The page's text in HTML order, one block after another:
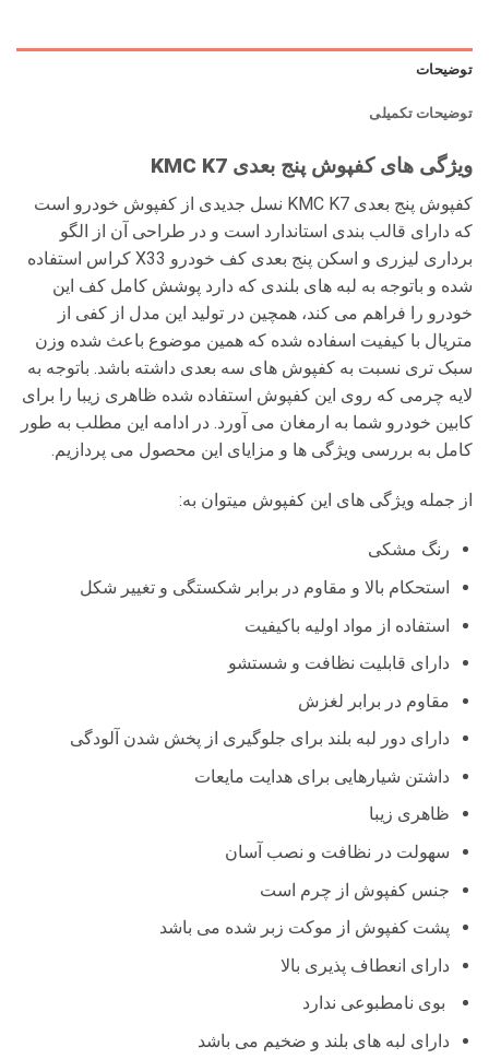
توضیحات
توضیحات تکمیلی
ویژگی های کفپوش پنج بعدی KMC K7
کفپوش پنج بعدی KMC K7 نسل جدیدی از کفپوش خودرو است
که دارای قالب بندی استاندارد است و در طراحی آن از الگو
برداری لیزری و اسکن پنج بعدی کف خودرو X33 کراس
استفاده
شده و باتوجه به لبه های بلندی که دارد پوشش کامل کف این
خودرو را فراهم می کند، همچین در تولید این مدل از کفی از
متریال با کیفیت اسفاده شده که همین موضوع باعث شده وزن
سبک تری نسبت به کفپوش های سه بعدی داشته باشد. باتوجه به
لایه چرمی که روی این کفپوش استفاده شده ظاهری زیبا را برای
کابین خودرو شما به ارمغان می آورد. در ادامه این مطلب به طور
کامل به بررسی ویژگی ها و مزایای این محصول می پردازیم.
از جمله ویژگی های این کفپوش میتوان به:
رنگ مشکی
استحکام بالا و مقاوم در برابر شکستگی و تغییر شکل
استفاده از مواد اولیه باکیفیت
دارای قابلیت نظافت و شستشو
مقاوم در برابر لغزش
دارای دور لبه بلند برای جلوگیری از پخش شدن آلودگی
داشتن شیار‌هایی برای هدایت مایعات
ظاهری زیبا
سهولت در نظافت و نصب آسان
جنس کفپوش از چرم است
پشت کفپوش از موکت زبر شده می باشد
دارای انعطاف پذیری بالا
بوی نامطبوعی ندارد
دارای لبه های بلند و ضخیم می باشد